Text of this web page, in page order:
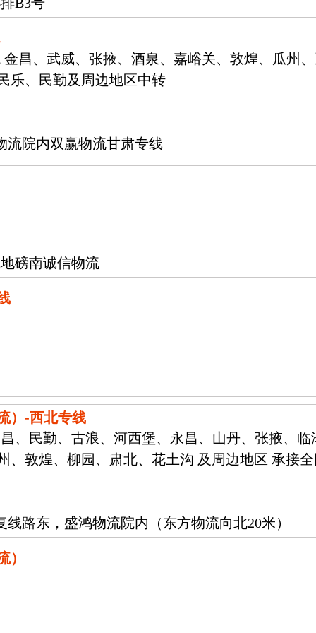
金昌、武威、张掖、酒泉、嘉峪关、敦煌、瓜州
乐、民勤及周边地区中转
流院内双赢物流甘肃专线
磅南诚信物流
）-西北专线
、民勤、古浪、河西堡、永昌、山丹、张掖、
、敦煌、柳园、肃北、花土沟 及周边地区 承接
线路东，盛鸿物流院内（东方物流向北20米）
）